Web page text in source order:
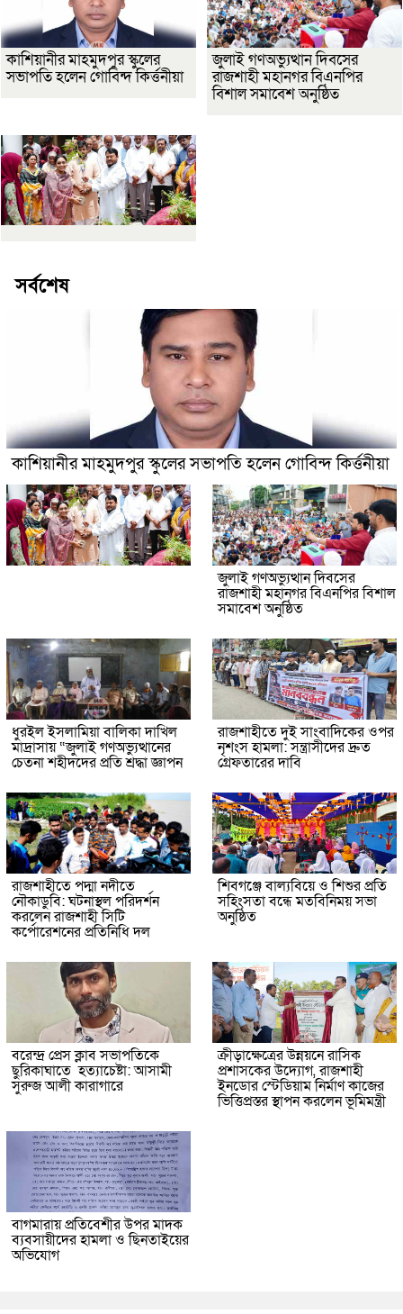
কাশিয়ানীর মাহমুদপুর স্কুলের
সভাপতি হলেন গোবিন্দ কির্ত্তনীয়া
জুলাই গণঅভ্যুত্থান দিবসের
রাজশাহী মহানগর বিএনপির
বিশাল সমাবেশ অনুষ্ঠিত
সর্বশেষ
কাশিয়ানীর মাহমুদপুর স্কুলের সভাপতি হলেন গোবিন্দ কির্ত্তনীয়া
জুলাই গণঅভ্যুত্থান দিবসের
রাজশাহী মহানগর বিএনপির বিশাল
সমাবেশ অনুষ্ঠিত
ধুরইল ইসলামিয়া বালিকা দাখিল
মাদ্রাসায় “জুলাই গণঅভ্যুত্থানের
চেতনা শহীদদের প্রতি শ্রদ্ধা জ্ঞাপন
রাজশাহীতে দুই সাংবাদিকের ওপর
নৃশংস হামলা: সন্ত্রাসীদের দ্রুত
গ্রেফতারের দাবি
রাজশাহীতে পদ্মা নদীতে
নৌকাডুবি: ঘটনাস্থল পরিদর্শন
করলেন রাজশাহী সিটি
কর্পোরেশনের প্রতিনিধি দল
শিবগঞ্জে বাল্যবিয়ে ও শিশুর প্রতি
সহিংসতা বন্ধে মতবিনিময় সভা
অনুষ্ঠিত
বরেন্দ্র প্রেস ক্লাব সভাপতিকে
ছুরিকাঘাতে হত্যাচেষ্টা: আসামী
সুরুজ আলী কারাগারে
ক্রীড়াক্ষেত্রের উন্নয়নে রাসিক
প্রশাসকের উদ্যোগ, রাজশাহী
ইনডোর স্টেডিয়াম নির্মাণ কাজের
ভিত্তিপ্রস্তর স্থাপন করলেন ভূমিমন্ত্রী
বাগমারায় প্রতিবেশীর উপর মাদক
ব্যবসায়ীদের হামলা ও ছিনতাইয়ের
অভিযোগ